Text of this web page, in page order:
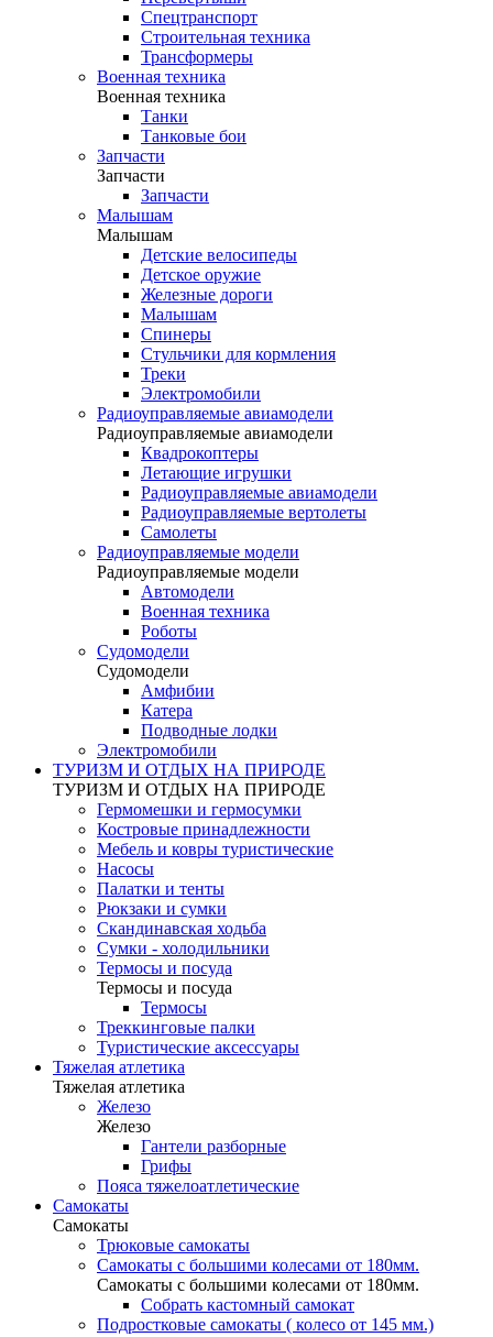
Спецтранспорт
Строительная техника
Трансформеры
Военная техника
Военная техника
Танки
Танковые бои
Запчасти
Запчасти
Запчасти
Малышам
Малышам
Детские велосипеды
Детское оружие
Железные дороги
Малышам
Спинеры
Стульчики для кормления
Треки
Электромобили
Радиоуправляемые авиамодели
Радиоуправляемые авиамодели
Квадрокоптеры
Летающие игрушки
Радиоуправляемые авиамодели
Радиоуправляемые вертолеты
Самолеты
Радиоуправляемые модели
Радиоуправляемые модели
Автомодели
Военная техника
Роботы
Судомодели
Судомодели
Амфибии
Катера
Подводные лодки
Электромобили
ТУРИЗМ И ОТДЫХ НА ПРИРОДЕ
ТУРИЗМ И ОТДЫХ НА ПРИРОДЕ
Гермомешки и гермосумки
Костровые принадлежности
Мебель и ковры туристические
Насосы
Палатки и тенты
Рюкзаки и сумки
Скандинавская ходьба
Сумки - холодильники
Термосы и посуда
Термосы и посуда
Термосы
Треккинговые палки
Туристические аксессуары
Тяжелая атлетика
Тяжелая атлетика
Железо
Железо
Гантели разборные
Грифы
Пояса тяжелоатлетические
Самокаты
Самокаты
Трюковые самокаты
Самокаты с большими колесами от 180мм.
Самокаты с большими колесами от 180мм.
Собрать кастомный самокат
Подростковые самокаты ( колесо от 145 мм.)